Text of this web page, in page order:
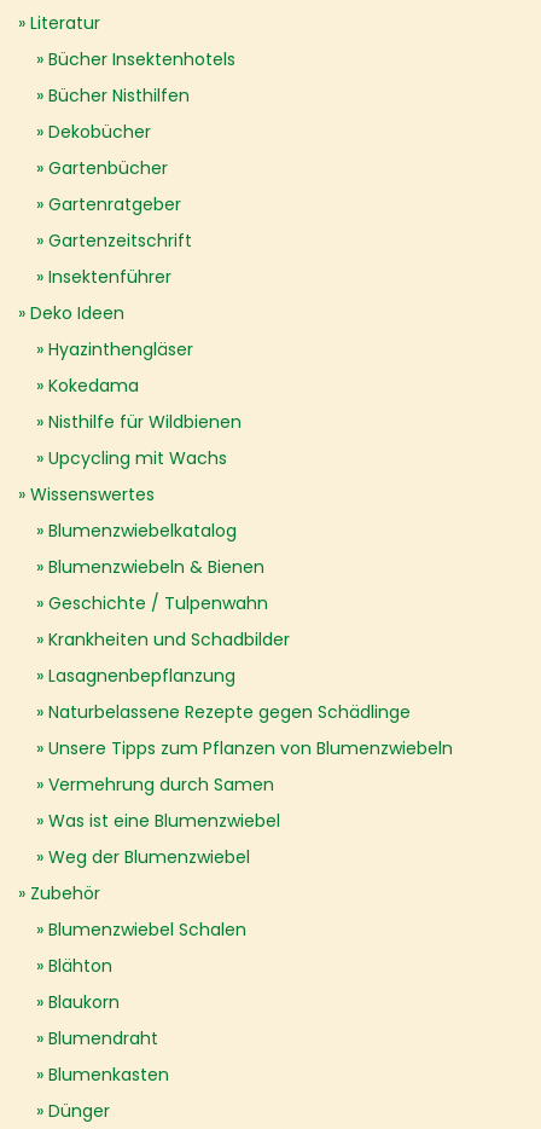
Literatur
Bücher Insektenhotels
Bücher Nisthilfen
Dekobücher
Gartenbücher
Gartenratgeber
Gartenzeitschrift
Insektenführer
Deko Ideen
Hyazinthengläser
Kokedama
Nisthilfe für Wildbienen
Upcycling mit Wachs
Wissenswertes
Blumenzwiebelkatalog
Blumenzwiebeln & Bienen
Geschichte / Tulpenwahn
Krankheiten und Schadbilder
Lasagnenbepflanzung
Naturbelassene Rezepte gegen Schädlinge
Unsere Tipps zum Pflanzen von Blumenzwiebeln
Vermehrung durch Samen
Was ist eine Blumenzwiebel
Weg der Blumenzwiebel
Zubehör
Blumenzwiebel Schalen
Blähton
Blaukorn
Blumendraht
Blumenkasten
Dünger